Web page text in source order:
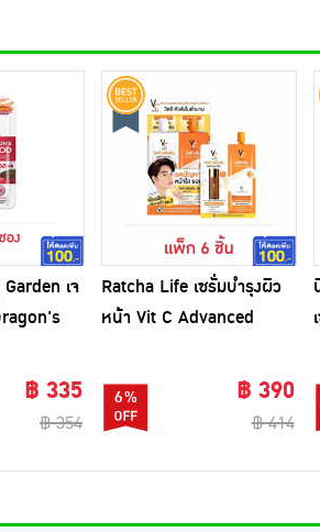
เจ
฿ 335
฿ 354
Ratcha Life เซรั่มบำรุงผิว
หน้า Vit C Advanced
(แพ็ก 6 ชิ้น)
6% ฿ 390
฿ 414